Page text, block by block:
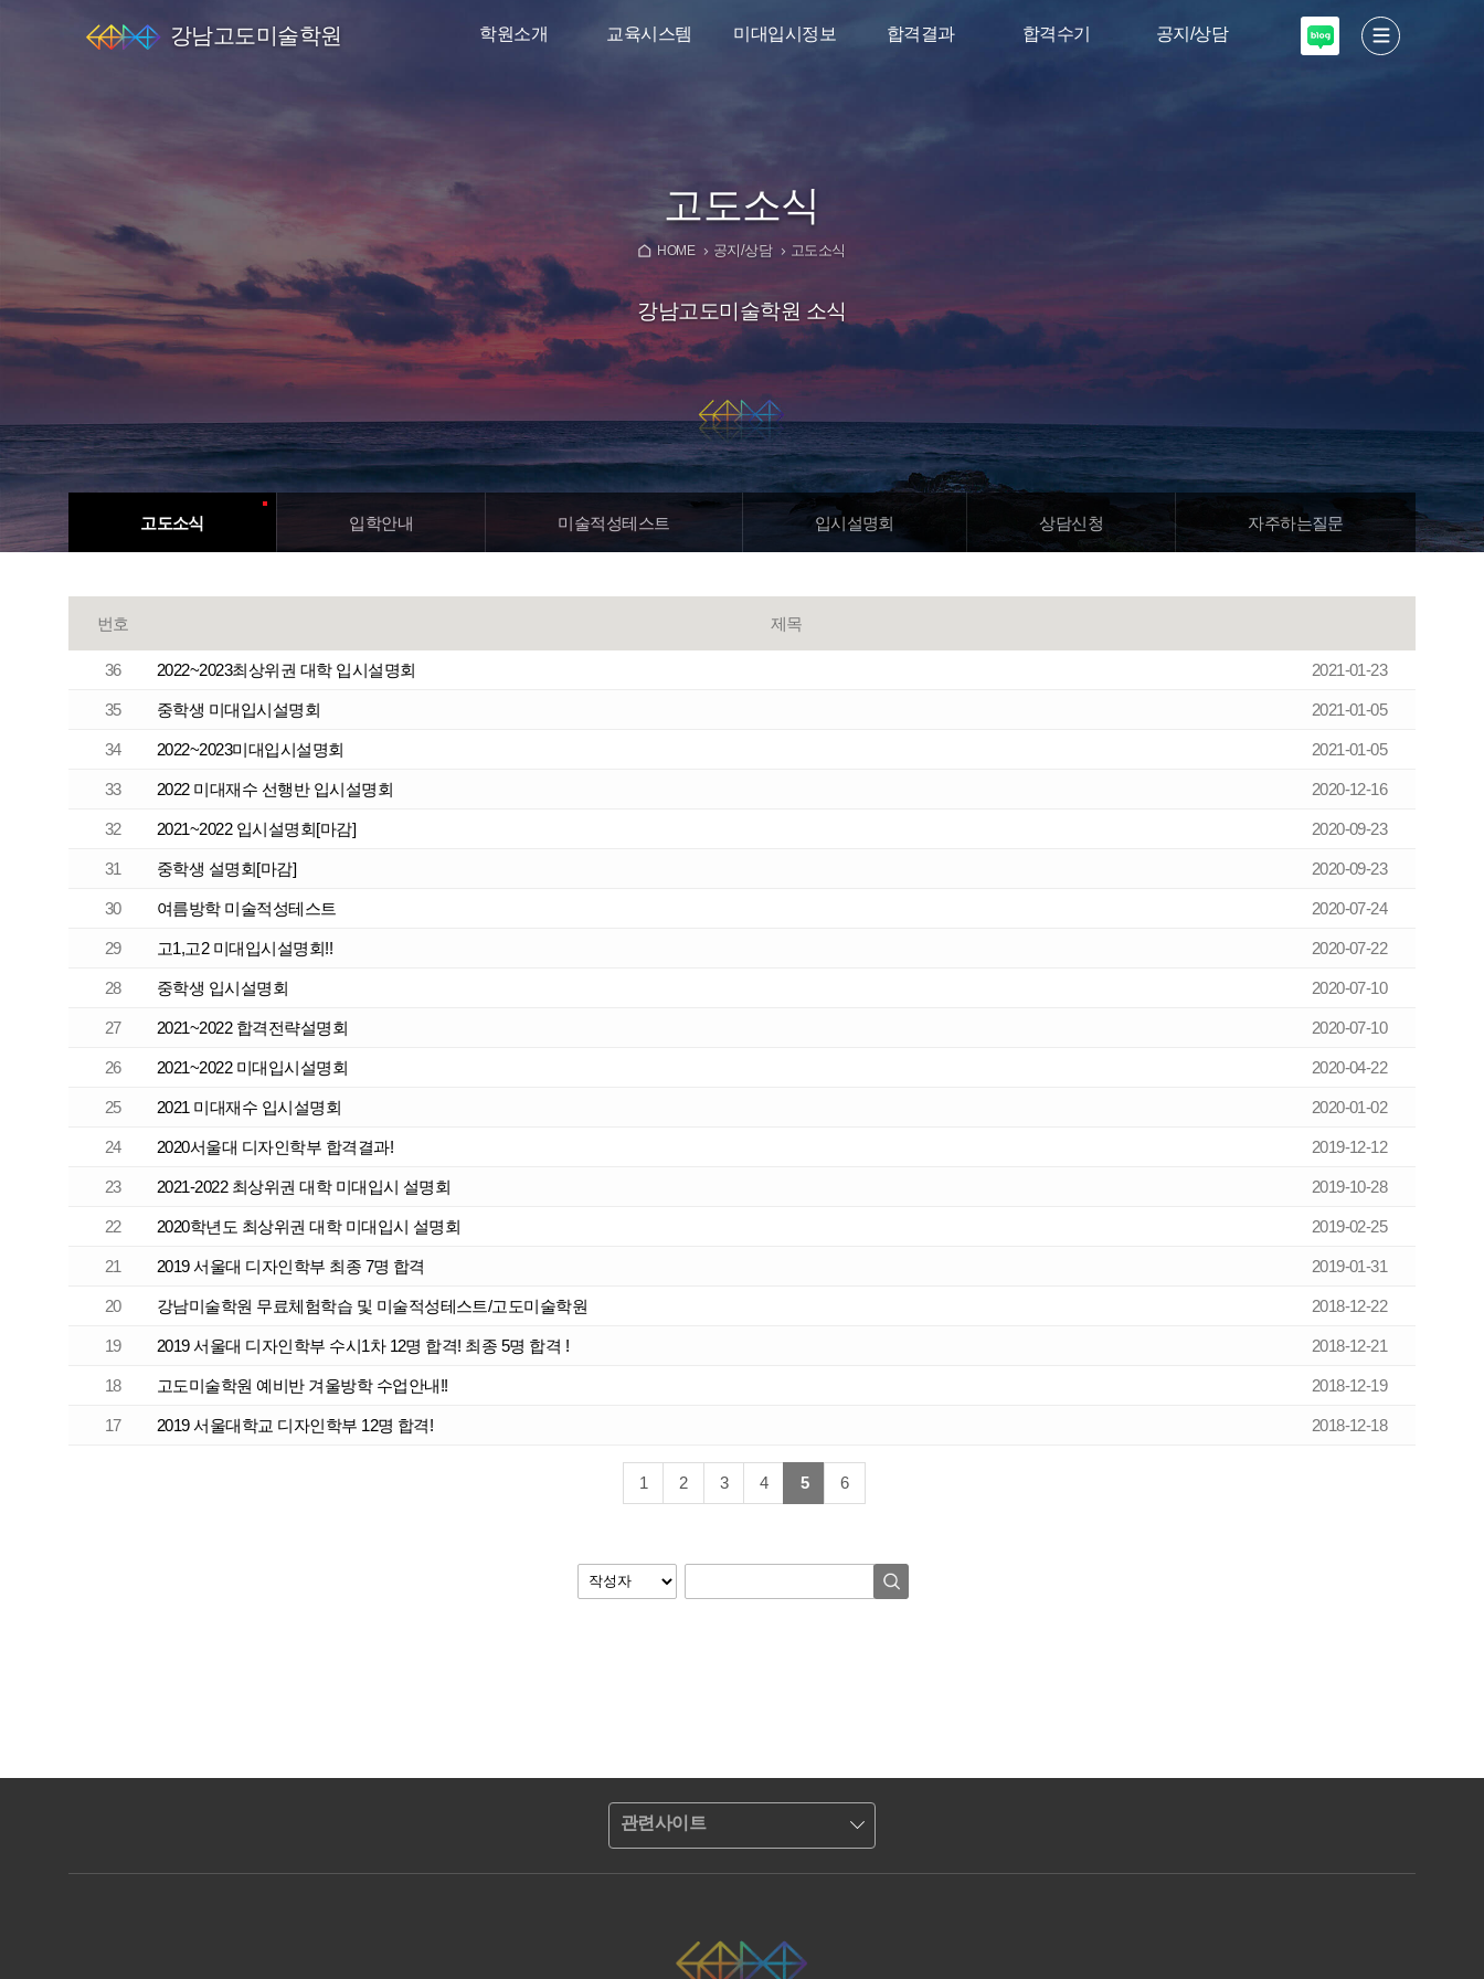
강남고도미술학원 학원소개
오시는길
교육시스템
고1 예비반
중학생특별반
미대입시정보 합격결과 합격수기 공지/상담
고도소식
HOME 공지/상담 고도소식
강남고도미술학원 소식
고도소식 입학안내 미술적성테스트 입시설명회 상담신청 자주하는질문
번호 제목
36 2022~2023최상위권 대학 입시설명회 2021-01-23
35 중학생 미대입시설명회 2021-01-05
34 2022~2023미대입시설명회 2021-01-05
33 2022 미대재수 선행반 입시설명회 2020-12-16
32 2021~2022 입시설명회[마감] 2020-09-23
31 중학생 설명회[마감] 2020-09-23
30 여름방학 미술적성테스트 2020-07-24
29 고1,고2 미대입시설명회!! 2020-07-22
28 중학생 입시설명회 2020-07-10
27 2021~2022 합격전략설명회 2020-07-10
26 2021~2022 미대입시설명회 2020-04-22
25 2021 미대재수 입시설명회 2020-01-02
24 2020서울대 디자인학부 합격결과! 2019-12-12
23 2021-2022 최상위권 대학 미대입시 설명회 2019-10-28
22 2020학년도 최상위권 대학 미대입시 설명회 2019-02-25
21 2019 서울대 디자인학부 최종 7명 합격 2019-01-31
20 강남미술학원 무료체험학습 및 미술적성테스트/고도미술학원 2018-12-22
19 2019 서울대 디자인학부 수시1차 12명 합격! 최종 5명 합격 ! 2018-12-21
18 고도미술학원 예비반 겨울방학 수업안내!! 2018-12-19
17 2019 서울대학교 디자인학부 12명 합격! 2018-12-18
1 2 3 4 5 6
관련사이트